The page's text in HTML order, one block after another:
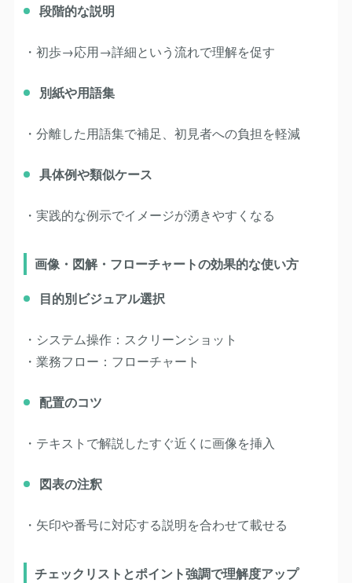
段階的な説明
・初歩→応用→詳細という流れで理解を促す
別紙や用語集
・分離した用語集で補足、初見者への負担を軽減
具体例や類似ケース
・実践的な例示でイメージが湧きやすくなる
画像・図解・フローチャートの効果的な使い方
目的別ビジュアル選択
・システム操作：スクリーンショット
・業務フロー：フローチャート
配置のコツ
・テキストで解説したすぐ近くに画像を挿入
図表の注釈
・矢印や番号に対応する説明を合わせて載せる
チェックリストとポイント強調で理解度アップ